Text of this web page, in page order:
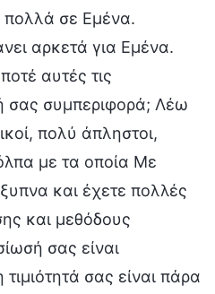
πολλά σε Εμένα.
αρκετά για Εμένα.
αυτές τις
σας συμπεριφορά; Λέω
πολύ άπληστοι,
με τα οποία Με
και έχετε πολλές
και μεθόδους
σας είναι
σας είναι πάρα